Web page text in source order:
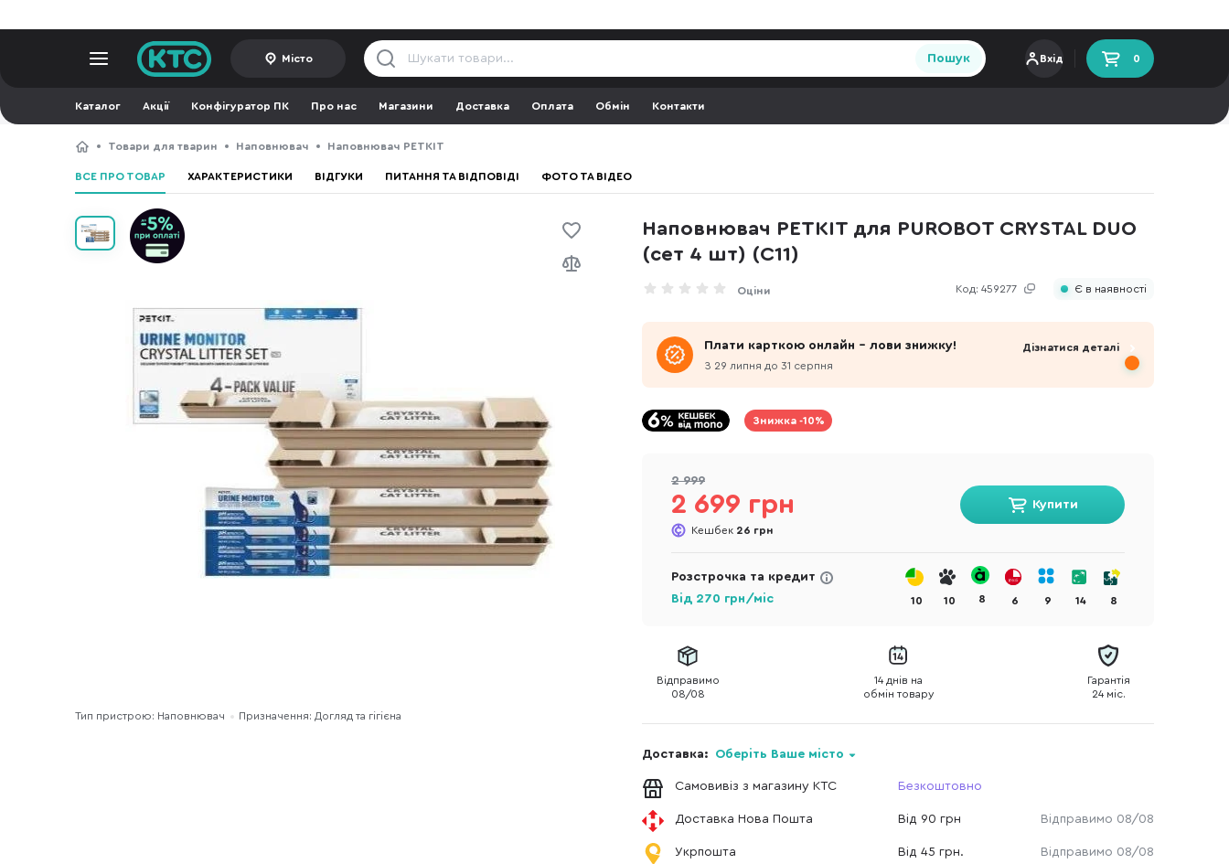
Місто Пошук Вхід 0
Каталог Акції Конфігуратор ПК Про нас Магазини Доставка Оплата Обмін Контакти
Товари для тварин Наповнювач Наповнювач PETKIT
ВСЕ ПРО ТОВАР ХАРАКТЕРИСТИКИ ВІДГУКИ ПИТАННЯ ТА ВІДПОВІДІ ФОТО ТА ВІДЕО
Наповнювач PETKIT для PUROBOT CRYSTAL DUO
(сет 4 шт) (C11)
Код: 459277
Оціни Є в наявності
Тип пристрою: Наповнювач Призначення: Догляд та гігієна
Плати карткою онлайн - лови знижку!
З 29 липня до 31 серпня
Дізнатися деталі
Знижка -10%
2 999
2 699 грн
Кешбек 26 грн
Купити
Розстрочка та кредит
Від 270 грн/міс 10 10 8 6 9 14 8
Відправимо
08/08
14 днів на
обмін товару
Гарантія
24 міс.
Доставка: Оберіть Ваше місто
Самовивіз з магазину КТС Безкоштовно
Доставка Нова Пошта Від 90 грн Відправимо 08/08
Укрпошта Від 45 грн. Відправимо 08/08